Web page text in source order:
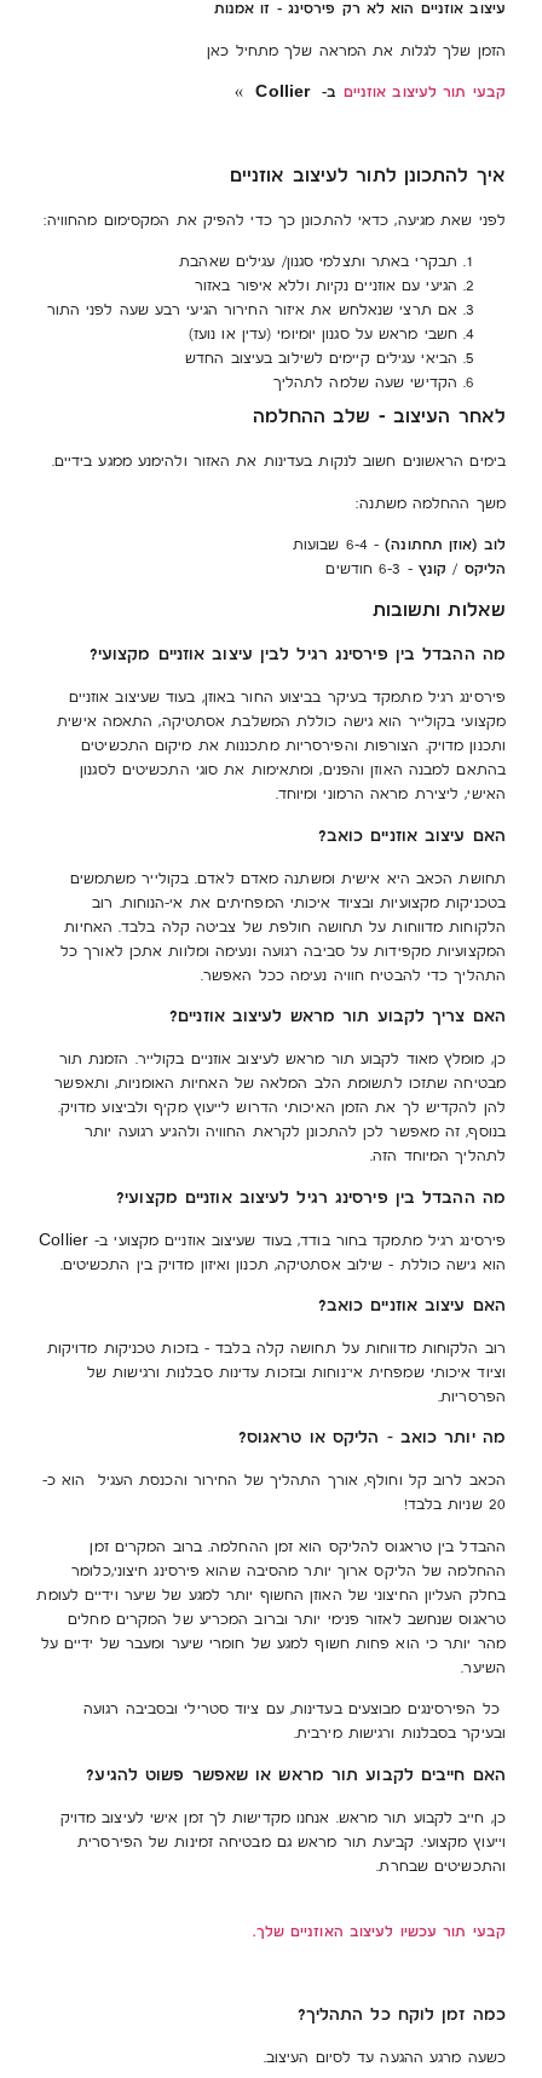
עיצוב אוזניים הוא לא רק פירסינג – זו אמנות
הזמן שלך לגלות את המראה שלך מתחיל כאן
קבעי תור לעיצוב אוזניים ב- Collier »
איך להתכונן לתור לעיצוב אוזניים
לפני שאת מגיעה, כדאי להתכונן כך כדי להפיק את המקסימום מהחוויה:
תבקרי באתר ותצלמי סגנון/ עגילים שאהבת
הגיעי עם אוזניים נקיות וללא איפור באזור
אם תרצי שנאלחש את איזור החירור הגיעי רבע שעה לפני התור
חשבי מראש על סגנון יומיומי (עדין או נועז)
הביאי עגילים קיימים לשילוב בעיצוב החדש
הקדישי שעה שלמה לתהליך
לאחר העיצוב – שלב ההחלמה
בימים הראשונים חשוב לנקות בעדינות את האזור ולהימנע ממגע בידיים.
משך ההחלמה משתנה:
לוב (אוזן תחתונה)– 4–6 שבועות
הליקס / קונץ – 3–6 חודשים
שאלות ותשובות
מה ההבדל בין פירסינג רגיל לבין עיצוב אוזניים מקצועי?
פירסינג רגיל מתמקד בעיקר בביצוע החור באוזן, בעוד שעיצוב אוזניים
מקצועי בקולייר הוא גישה כוללת המשלבת אסתטיקה, התאמה אישית
ותכנון מדויק. הצורפות והפירסריות מתכננות את מיקום התכשיטים
בהתאם למבנה האוזן והפנים, ומתאימות את סוגי התכשיטים לסגנון
האישי, ליצירת מראה הרמוני ומיוחד.
האם עיצוב אוזניים כואב?
תחושת הכאב היא אישית ומשתנה מאדם לאדם. בקולייר משתמשים
בטכניקות מקצועיות ובציוד איכותי המפחיתים את אי-הנוחות. רוב
הלקוחות מדווחות על תחושה חולפת של צביטה קלה בלבד. האחיות
המקצועיות מקפידות על סביבה רגועה ונעימה ומלוות אתכן לאורך כל
התהליך כדי להבטיח חוויה נעימה ככל האפשר.
האם צריך לקבוע תור מראש לעיצוב אוזניים?
כן, מומלץ מאוד לקבוע תור מראש לעיצוב אוזניים בקולייר. הזמנת תור
מבטיחה שתזכו לתשומת הלב המלאה של האחיות האומניות, ותאפשר
להן להקדיש לך את הזמן האיכותי הדרוש לייעוץ מקיף ולביצוע מדויק.
בנוסף, זה מאפשר לכן להתכונן לקראת החוויה ולהגיע רגועה יותר
לתהליך המיוחד הזה.
מה ההבדל בין פירסינג רגיל לעיצוב אוזניים מקצועי?
פירסינג רגיל מתמקד בחור בודד, בעוד שעיצוב אוזניים מקצועי ב- Collier
הוא גישה כוללת – שילוב אסתטיקה, תכנון ואיזון מדויק בין התכשיטים.
האם עיצוב אוזניים כואב?
רוב הלקוחות מדווחות על תחושה קלה בלבד – בזכות טכניקות מדויקות
וציוד איכותי שמפחית אי־נוחות ובזכות עדינות סבלנות ורגישות של
הפרסריות.
מה יותר כואב – הליקס או טראגוס?
הכאב לרוב קל וחולף, אורך התהליך של החירור והכנסת העגיל הוא כ-
20 שניות בלבד!
ההבדל בין טראגוס להליקס הוא זמן ההחלמה. ברוב המקרים זמן
ההחלמה של הליקס ארוך יותר מהסיבה שהוא פירסינג חיצוני,כלומר
בחלק העליון החיצוני של האוזן החשוף יותר למגע של שיער וידיים לעומת
טראגוס שנחשב לאזור פנימי יותר וברוב המכריע של המקרים מחלים
מהר יותר כי הוא פחות חשוף למגע של חומרי שיער ומעבר של ידיים על
השיער.
כל הפירסינגים מבוצעים בעדינות, עם ציוד סטרילי ובסביבה רגועה
ובעיקר בסבלנות ורגישות מירבית.
האם חייבים לקבוע תור מראש או שאפשר פשוט להגיע?
כן, חייב לקבוע תור מראש. אנחנו מקדישות לך זמן אישי לעיצוב מדויק
וייעוץ מקצועי. קביעת תור מראש גם מבטיחה זמינות של הפירסרית
והתכשיטים שבחרת.
קבעי תור עכשיו לעיצוב האוזניים שלך.
כמה זמן לוקח כל התהליך?
כשעה מרגע ההגעה עד לסיום העיצוב.